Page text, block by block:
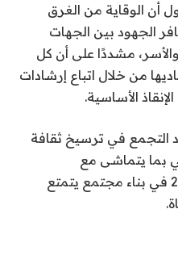
أن الوقاية من الغرق
الجهود بين الجهات
والأسر، مشددًا على أن كل
من خلال اتباع إرشادات
الأساسية.
التجمع في ترسيخ ثقافة
بما يتماشى مع
مستهدفات رؤية المملكة 2030 في بناء مجتمع يتمتع